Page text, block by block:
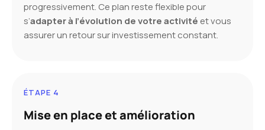
progressivement. Ce plan reste flexible pour
s’adapter à l’évolution de votre activité et vous
assurer un retour sur investissement constant.
ÉTAPE 4
Mise en place et amélioration